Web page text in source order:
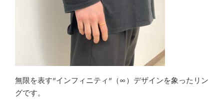
無限を表す”インフィニティ”（∞）デザインを象ったリン
グです。